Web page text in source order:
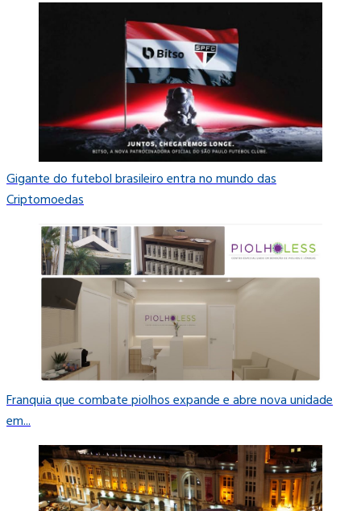
Gigante do futebol brasileiro entra no mundo das
Criptomoedas
Franquia que combate piolhos expande e abre nova unidade
em...